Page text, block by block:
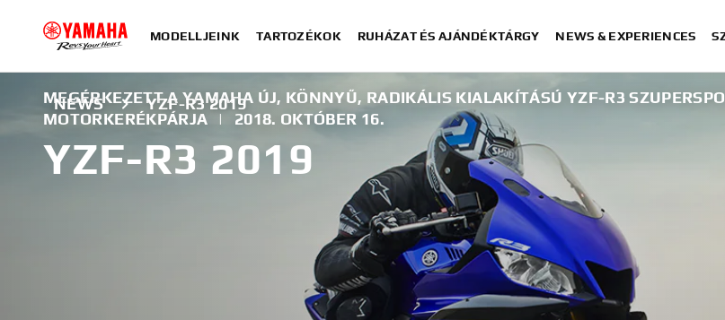
MODELLJEINK TARTOZÉKOK RUHÁZAT ÉS AJÁNDÉKTÁRGY NEWS & EXPERIENCES
NEWS YZF-R3 2019
MEGÉRKEZETT A YAMAHA ÚJ, KÖNNYŰ, RADIKÁLIS KIALAKÍTÁSÚ YZF-R3
MOTORKERÉKPÁRJA
| 2018. OKTÓBER 16.
YZF-R3 2019